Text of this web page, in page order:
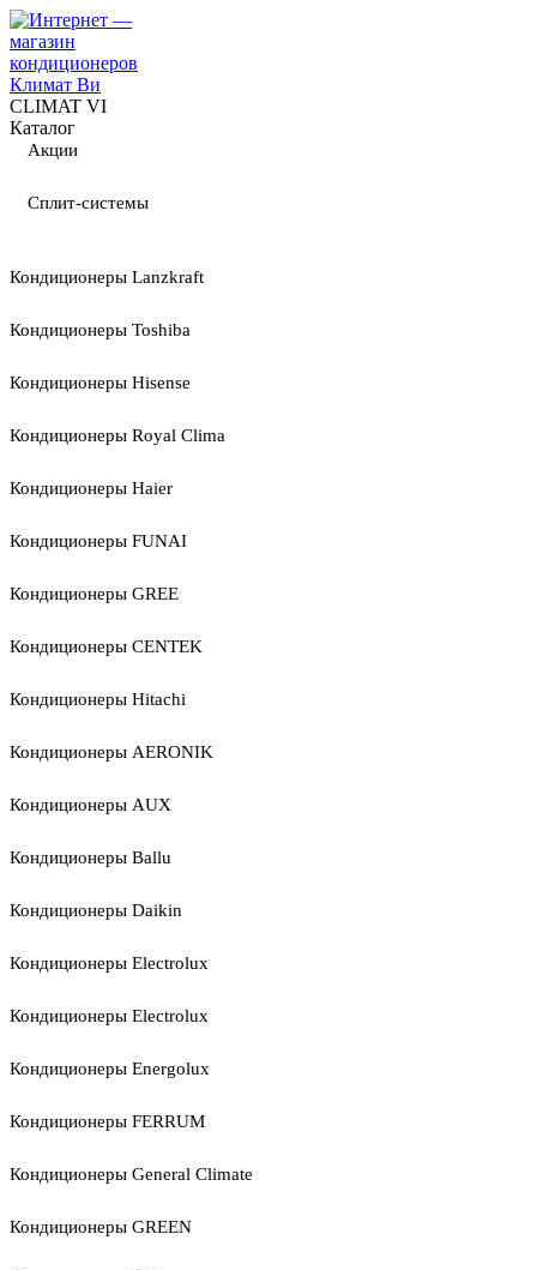
CLIMAT VI
Каталог
Акции
Сплит-системы
Кондиционеры Lanzkraft
Кондиционеры Toshiba
Кондиционеры Hisense
Кондиционеры Royal Clima
Кондиционеры Haier
Кондиционеры FUNAI
Кондиционеры GREE
Кондиционеры CENTEK
Кондиционеры Hitachi
Кондиционеры AERONIK
Кондиционеры AUX
Кондиционеры Ballu
Кондиционеры Daikin
Кондиционеры Electrolux
Кондиционеры Electrolux
Кондиционеры Energolux
Кондиционеры FERRUM
Кондиционеры General Climate
Кондиционеры GREEN